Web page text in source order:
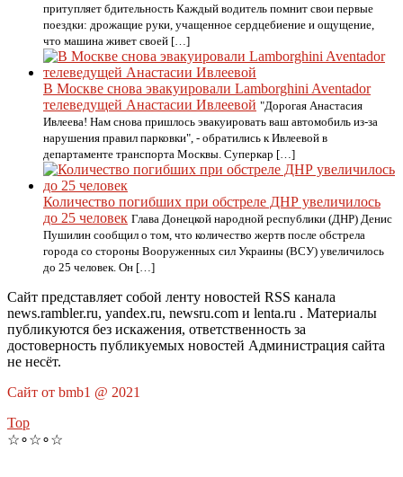
притупляет бдительность Каждый водитель помнит свои первые
поездки: дрожащие руки, учащенное сердцебиение и ощущение,
что машина живет своей […]
В Москве снова эвакуировали Lamborghini Aventador
телеведущей Анастасии Ивлеевой "Дорогая Анастасия
Ивлеева! Нам снова пришлось эвакуировать ваш автомобиль из-за
нарушения правил парковки", - обратились к Ивлеевой в
департаменте транспорта Москвы. Суперкар […]
Количество погибших при обстреле ДНР увеличилось
до 25 человек Глава Донецкой народной республики (ДНР) Денис
Пушилин сообщил о том, что количество жертв после обстрела
города со стороны Вооруженных сил Украины (ВСУ) увеличилось
до 25 человек. Он […]
Сайт представляет собой ленту новостей RSS канала
news.rambler.ru, yandex.ru, newsru.com и lenta.ru . Материалы
публикуются без искажения, ответственность за
достоверность публикуемых новостей Администрация сайта
не несёт.
Сайт от bmb1 @ 2021
Top
☆∘☆∘☆